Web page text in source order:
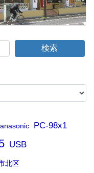
検索
PC-98x1
USB
北区